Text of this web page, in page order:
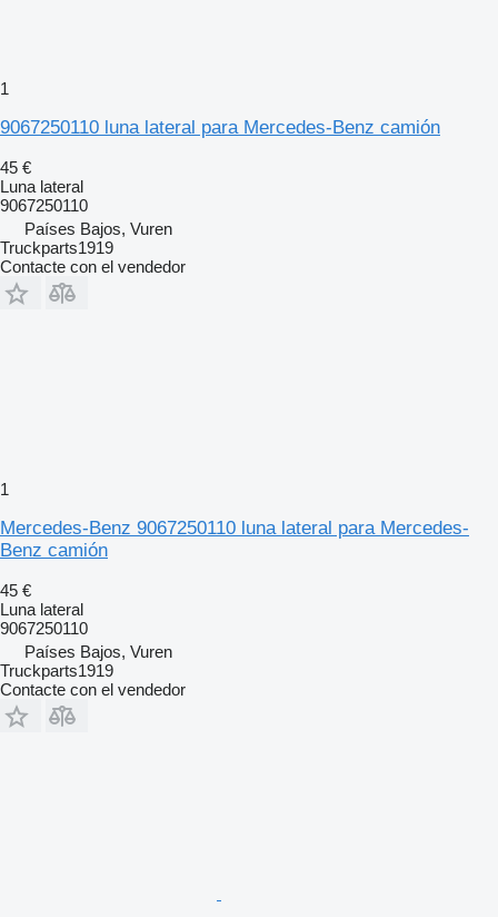
1
9067250110 luna lateral para Mercedes-Benz camión
45 €
Luna lateral
9067250110
Países Bajos, Vuren
Truckparts1919
Contacte con el vendedor
1
Mercedes-Benz 9067250110 luna lateral para Mercedes-
Benz camión
45 €
Luna lateral
9067250110
Países Bajos, Vuren
Truckparts1919
Contacte con el vendedor